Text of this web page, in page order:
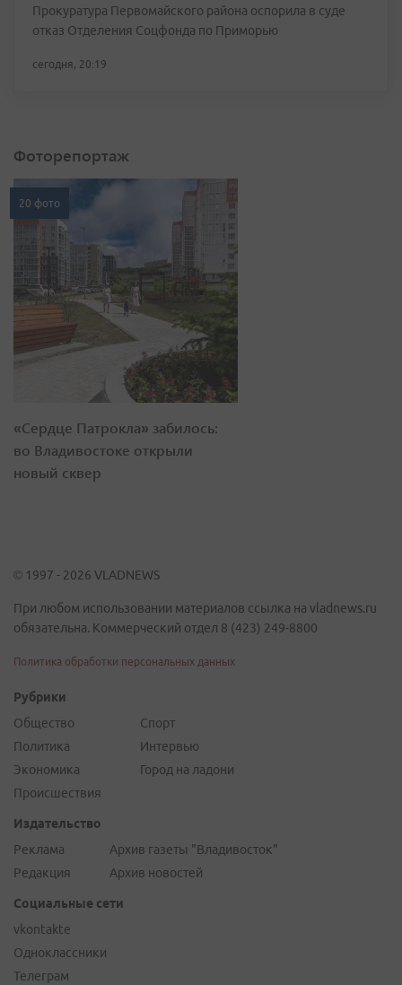
Прокуратура Первомайского района оспорила в суде
отказ Отделения Соцфонда по Приморью
сегодня, 20:19
Фоторепортаж
20 фото
«Сердце Патрокла» забилось:
во Владивостоке открыли
новый сквер
© 1997 - 2026 VLADNEWS
При любом использовании материалов ссылка на vladnews.ru
обязательна. Коммерческий отдел 8 (423) 249-8800
Политика обработки персональных данных
Рубрики
Общество
Политика
Экономика
Происшествия
Спорт
Интервью
Город на ладони
Издательство
Реклама
Редакция
Архив газеты "Владивосток"
Архив новостей
Социальные сети
vkontakte
Одноклассники
Телеграм